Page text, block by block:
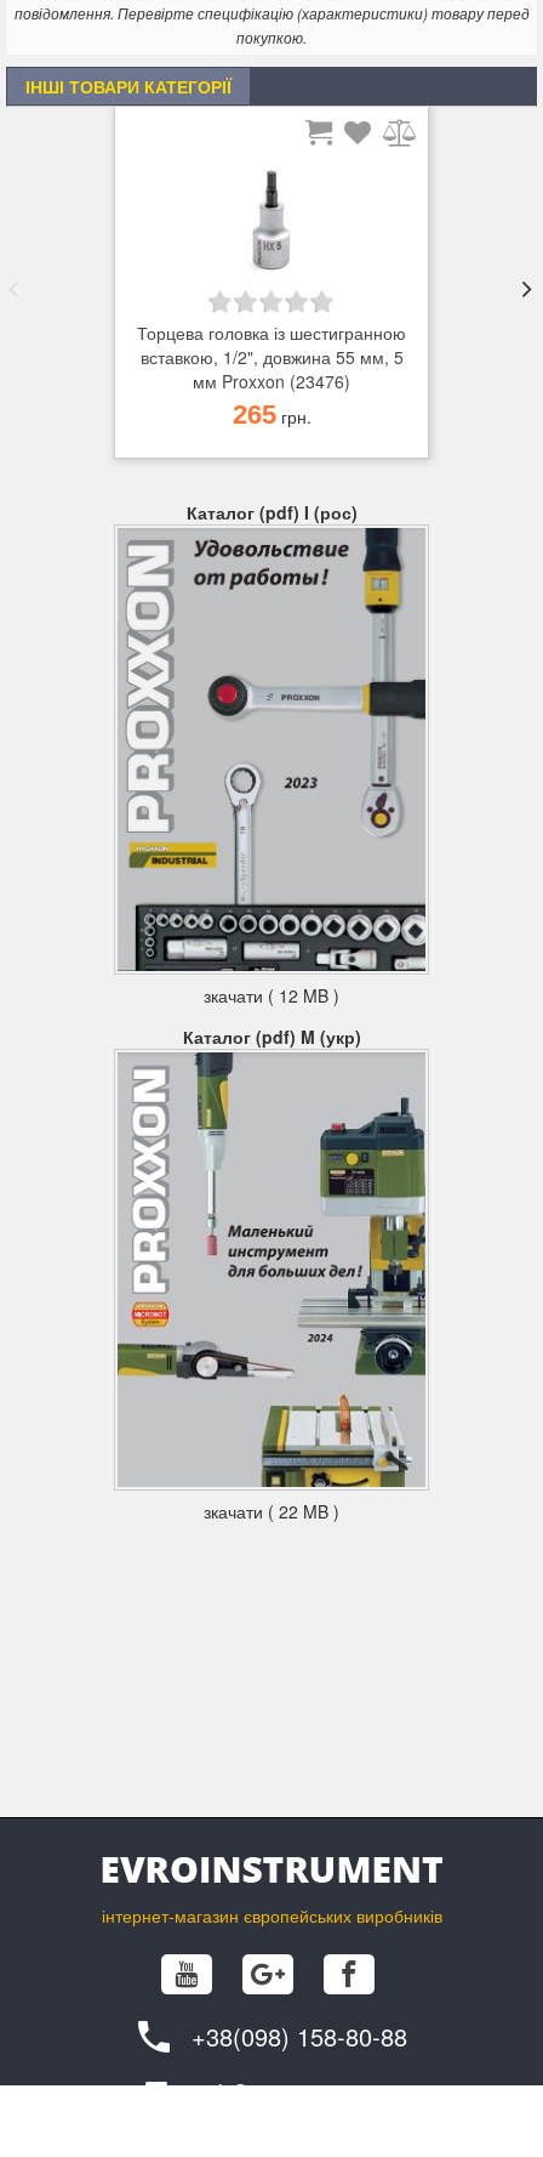
повідомлення. Перевірте специфікацію (характеристики) товару перед
покупкою.
ІНШІ ТОВАРИ КАТЕГОРІЇ
Торцева головка із шестигранною
вставкою, 1/2", довжина 55 мм, 5
мм Proxxon (23476)
265грн.
Каталог (pdf) I (рос)
зкачати ( 12 MB )
Каталог (pdf) M (укр)
зкачати ( 22 MB )
інтернет-магазин європейських виробників
+38(098) 158-80-88
info@evroinstrument.com